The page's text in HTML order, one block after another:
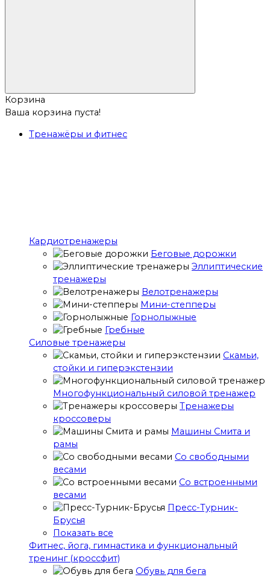
Корзина
Ваша корзина пуста!
Тренажёры и фитнес
Кардиотренажеры
Беговые дорожки
Эллиптические
тренажеры
Велотренажеры
Мини-степперы
Горнолыжные
Гребные
Cиловые тренажеры
Скамьи,
стойки и гиперэкстензии
Многофункциональный силовой тренажер
Тренажеры
кроссоверы
Машины Смита и
рамы
Со свободными
весами
Со встроенными
весами
Пресс-Турник-
Брусья
Показать все
Фитнес, йога, гимнастика и функциональный
тренинг (кроссфит)
Обувь для бега